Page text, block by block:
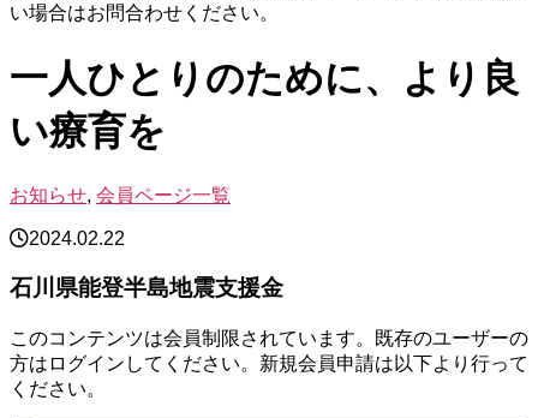
い場合はお問合わせください。
一人ひとりのために、より良
い療育を
お知らせ, 会員ページ一覧
2024.02.22
石川県能登半島地震支援金
このコンテンツは会員制限されています。既存のユーザーの
方はログインしてください。新規会員申請は以下より行って
ください。